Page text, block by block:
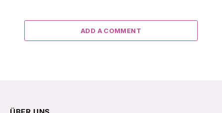
ADD A COMMENT